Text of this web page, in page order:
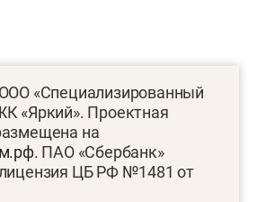
«Специализированный
«Яркий». Проектная
на
. ПАО «Сбербанк»
ЦБ РФ №1481 от